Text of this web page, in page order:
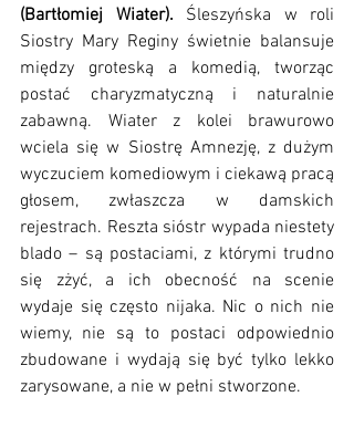
(Bartłomiej Wiater). Śleszyńska w roli
Siostry Mary Reginy świetnie balansuje
między groteską a komedią, tworząc
postać charyzmatyczną i naturalnie
zabawną. Wiater z kolei brawurowo
wciela się w Siostrę Amnezję, z dużym
wyczuciem komediowym i ciekawą pracą
głosem, zwłaszcza w damskich
rejestrach. Reszta sióstr wypada niestety
blado – są postaciami, z którymi trudno
się zżyć, a ich obecność na scenie
wydaje się często nijaka. Nic o nich nie
wiemy, nie są to postaci odpowiednio
zbudowane i wydają się być tylko lekko
zarysowane, a nie w pełni stworzone.